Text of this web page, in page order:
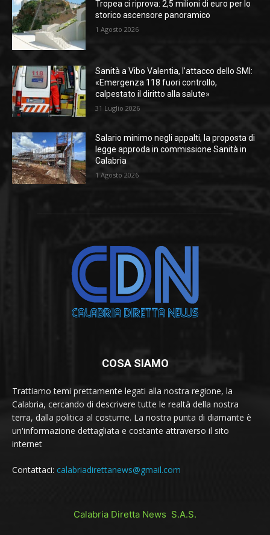
Tropea ci riprova: 2,5 milioni di euro per lo
storico ascensore panoramico
1 Agosto 2026
Sanità a Vibo Valentia, l’attacco dello SMI:
«Emergenza 118 fuori controllo,
calpestato il diritto alla salute»
31 Luglio 2026
Salario minimo negli appalti, la proposta di
legge approda in commissione Sanità in
Calabria
1 Agosto 2026
COSA SIAMO
Trattiamo temi prettamente legati alla nostra regione, la
Calabria, cercando di descrivere tutte le realtà della nostra
terra, dalla politica al costume. La nostra punta di diamante è
un'informazione dettagliata e costante attraverso il sito
internet
Contattaci: calabriadirettanews@gmail.com
Calabria Diretta News S.A.S.